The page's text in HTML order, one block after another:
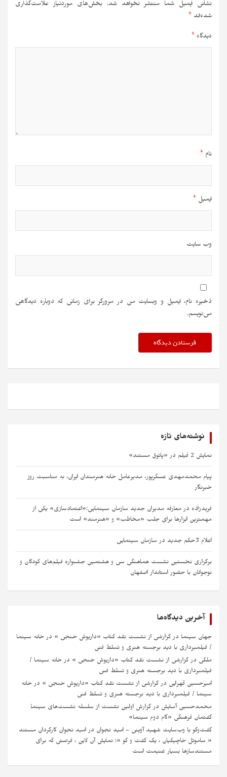
نشانی ایمیل شما منتشر نخواهد شد. بخش‌های موردنیاز علامت‌گذاری
شده‌اند *
دیدگاه *
نام *
ایمیل *
وب‌ سایت
ذخیره نام، ایمیل و وبسایت من در مرورگر برای زمانی که دوباره دیدگاهی
می‌نویسم.
نوشته‌های تازه
نمایش 2 فیلم در «پاتوق مستند»
پیام محمدمهدی عسگرپور، مدیرعامل خانه‌ هنرمندان ایران، به مناسبت روز
خبرنگار
فریدزاده در معارفه مدیران جدید سازمان سینمایی:«اعتمادسازی» یکی از
مهمترین ابزارها برای جلب «مخاطب» و «هنرمند» است​ ​
اعلام 3حکم جدید در سازمان سینمایی
برگزاری نخستین نشست هماهنگی سی‌ و هشتمین جشنواره فیلم‌های کودکان و
نوجوانان با حضور استاندار اصفهان
آخرین دیدگاه‌ها
جهان سینما در گزارشی از نشست نقد کتاب «داریوش خنجی » در خانه سینما
/ فیلمبرداری با دید برجسته هنری و تسلط فنی
ملکی در گزارشی از نشست نقد کتاب «داریوش خنجی » در خانه سینما /
فیلمبرداری با دید برجسته هنری و تسلط فنی
امیرحسین قهرایی در گزارشی از نشست نقد کتاب «داریوش خنجی » در خانه
سینما / فیلمبرداری با دید برجسته هنری و تسلط فنی
محمدحسین آسایش در گزارش اولین نشست از سلسله نشست‌های سینماِ
گفتمان فرهنگی «گام دوم سینما»
گفت‌وگو با وب‌سایت شهید آوینی - امید نجوان در امید نجوان کارگردان مستند
« ساموئل خاچیکیان ، یک گفت و گو »: نمایش آن لاین ، فرصتی که برای
مستندسازها بسیار غنیمت است